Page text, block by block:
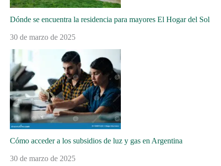
Dónde se encuentra la residencia para mayores El Hogar del Sol
30 de marzo de 2025
Cómo acceder a los subsidios de luz y gas en Argentina
30 de marzo de 2025